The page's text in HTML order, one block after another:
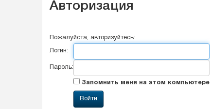
Авторизация
Пожалуйста, авторизуйтесь:
Логин:
Пароль:
Запомнить меня на этом компьютере